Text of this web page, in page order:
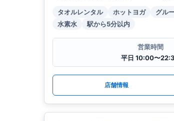
タオルレンタル ホットヨガ グル
水素水
駅から5分以内
営業時間
平日 10:00〜
店舗情報